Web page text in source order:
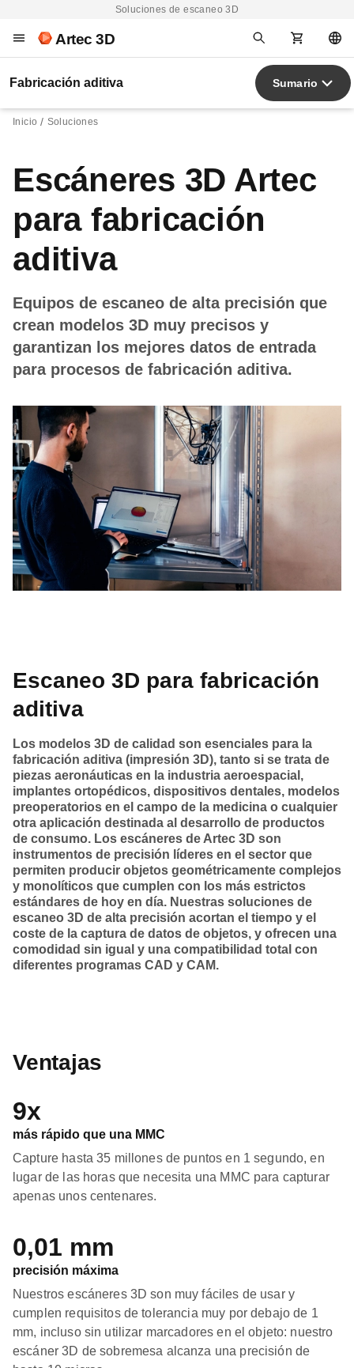
Soluciones de escaneo 3D
Artec 3D
Fabricación aditiva Sumario
Inicio Soluciones
Escáneres 3D Artec
para fabricación
aditiva
Equipos de escaneo de alta precisión que
crean modelos 3D muy precisos y
garantizan los mejores datos de entrada
para procesos de fabricación aditiva.
Escaneo 3D para fabricación
aditiva
Los modelos 3D de calidad son esenciales para la
fabricación aditiva (impresión 3D), tanto si se trata de
piezas aeronáuticas en la industria aeroespacial,
implantes ortopédicos, dispositivos dentales, modelos
preoperatorios en el campo de la medicina o cualquier
otra aplicación destinada al desarrollo de productos
de consumo. Los escáneres de Artec 3D son
instrumentos de precisión líderes en el sector que
permiten producir objetos geométricamente complejos
y monolíticos que cumplen con los más estrictos
estándares de hoy en día. Nuestras soluciones de
escaneo 3D de alta precisión acortan el tiempo y el
coste de la captura de datos de objetos, y ofrecen una
comodidad sin igual y una compatibilidad total con
diferentes programas CAD y CAM.
Ventajas
9x
más rápido que una MMC
Capture hasta 35 millones de puntos en 1 segundo, en
lugar de las horas que necesita una MMC para capturar
apenas unos centenares.
0,01 mm
precisión máxima
Nuestros escáneres 3D son muy fáciles de usar y
cumplen requisitos de tolerancia muy por debajo de 1
mm, incluso sin utilizar marcadores en el objeto: nuestro
escáner 3D de sobremesa alcanza una precisión de